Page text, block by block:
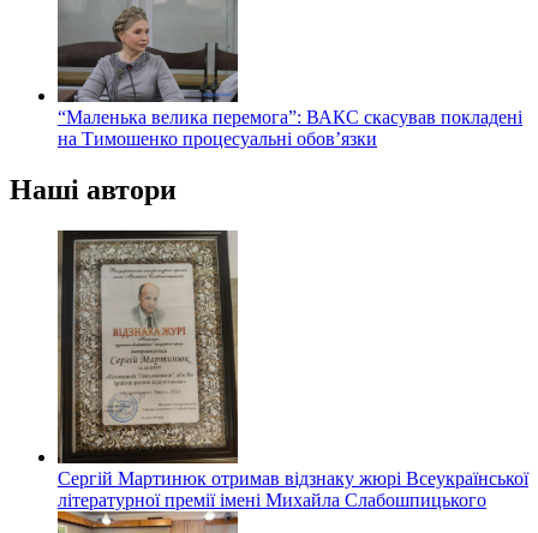
“Маленька велика перемога”: ВАКС скасував покладені
на Тимошенко процесуальні обов’язки
Наші автори
Сергій Мартинюк отримав відзнаку жюрі Всеукраїнської
літературної премії імені Михайла Слабошпицького